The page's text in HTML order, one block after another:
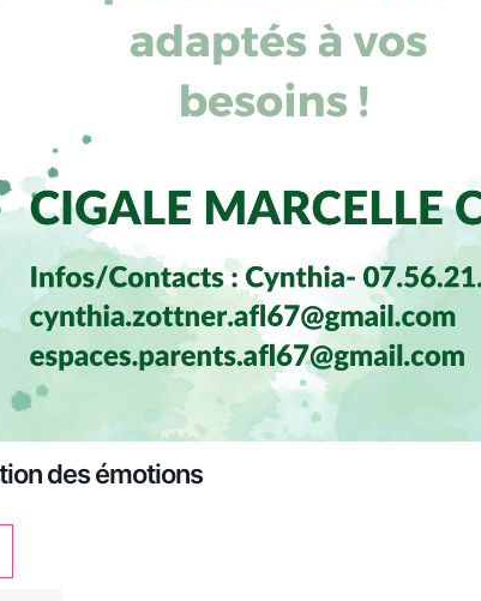
des émotions